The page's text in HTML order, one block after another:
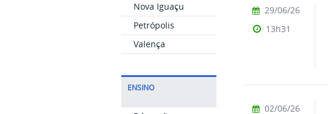
Nova Iguaçu
Petrópolis
Valença
ENSINO
29/06/26
13h31
02/06/26